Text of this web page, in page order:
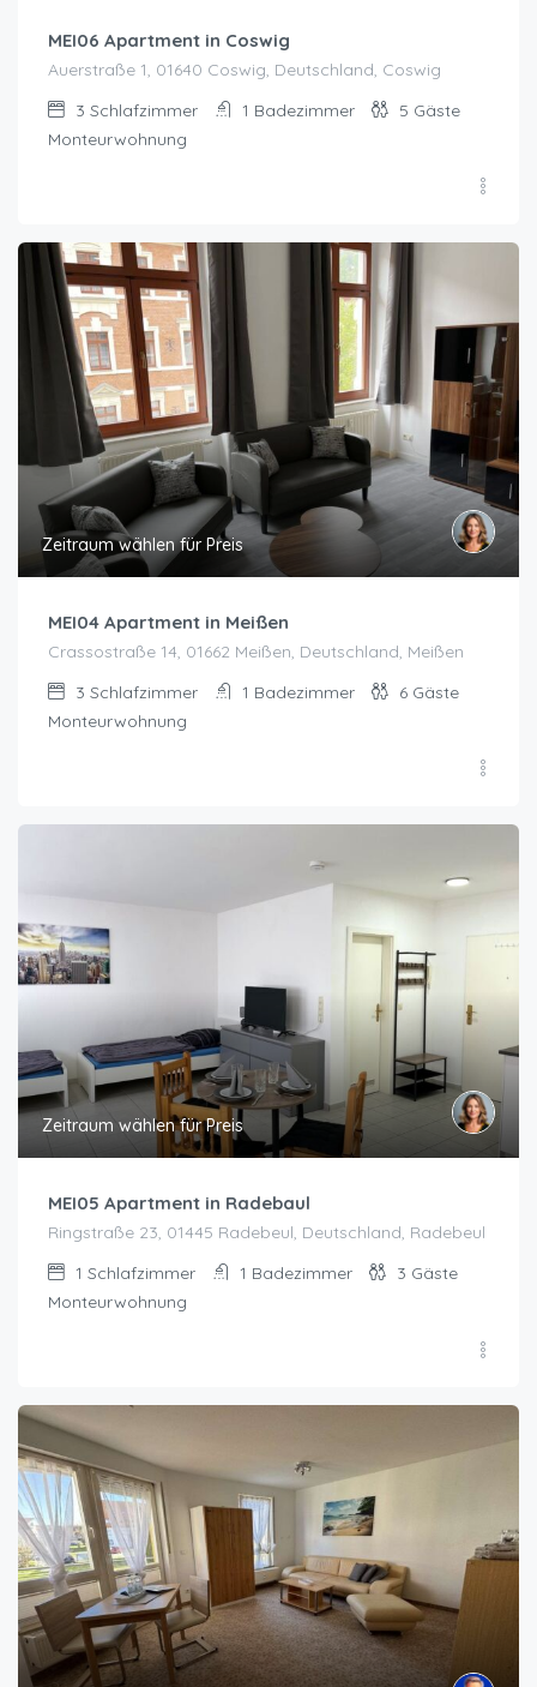
MEI06 Apartment in Coswig
Auerstraße 1, 01640 Coswig, Deutschland, Coswig
3 Schlafzimmer 1 Badezimmer 5 Gäste
Monteurwohnung
Zeitraum wählen für Preis
MEI04 Apartment in Meißen
Crassostraße 14, 01662 Meißen, Deutschland, Meißen
3 Schlafzimmer 1 Badezimmer 6 Gäste
Monteurwohnung
Zeitraum wählen für Preis
MEI05 Apartment in Radebaul
Ringstraße 23, 01445 Radebeul, Deutschland, Radebeul
1 Schlafzimmer 1 Badezimmer 3 Gäste
Monteurwohnung